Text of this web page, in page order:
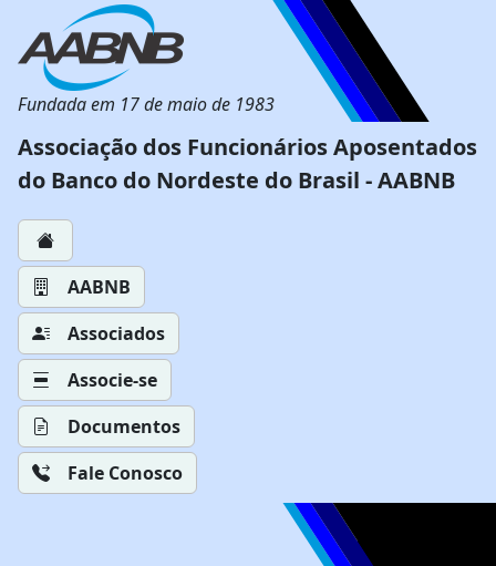
Fundada em 17 de maio de 1983
Associação dos Funcionários Aposentados
do Banco do Nordeste do Brasil - AABNB
AABNB
Associados
Associe-se
Documentos
Fale Conosco